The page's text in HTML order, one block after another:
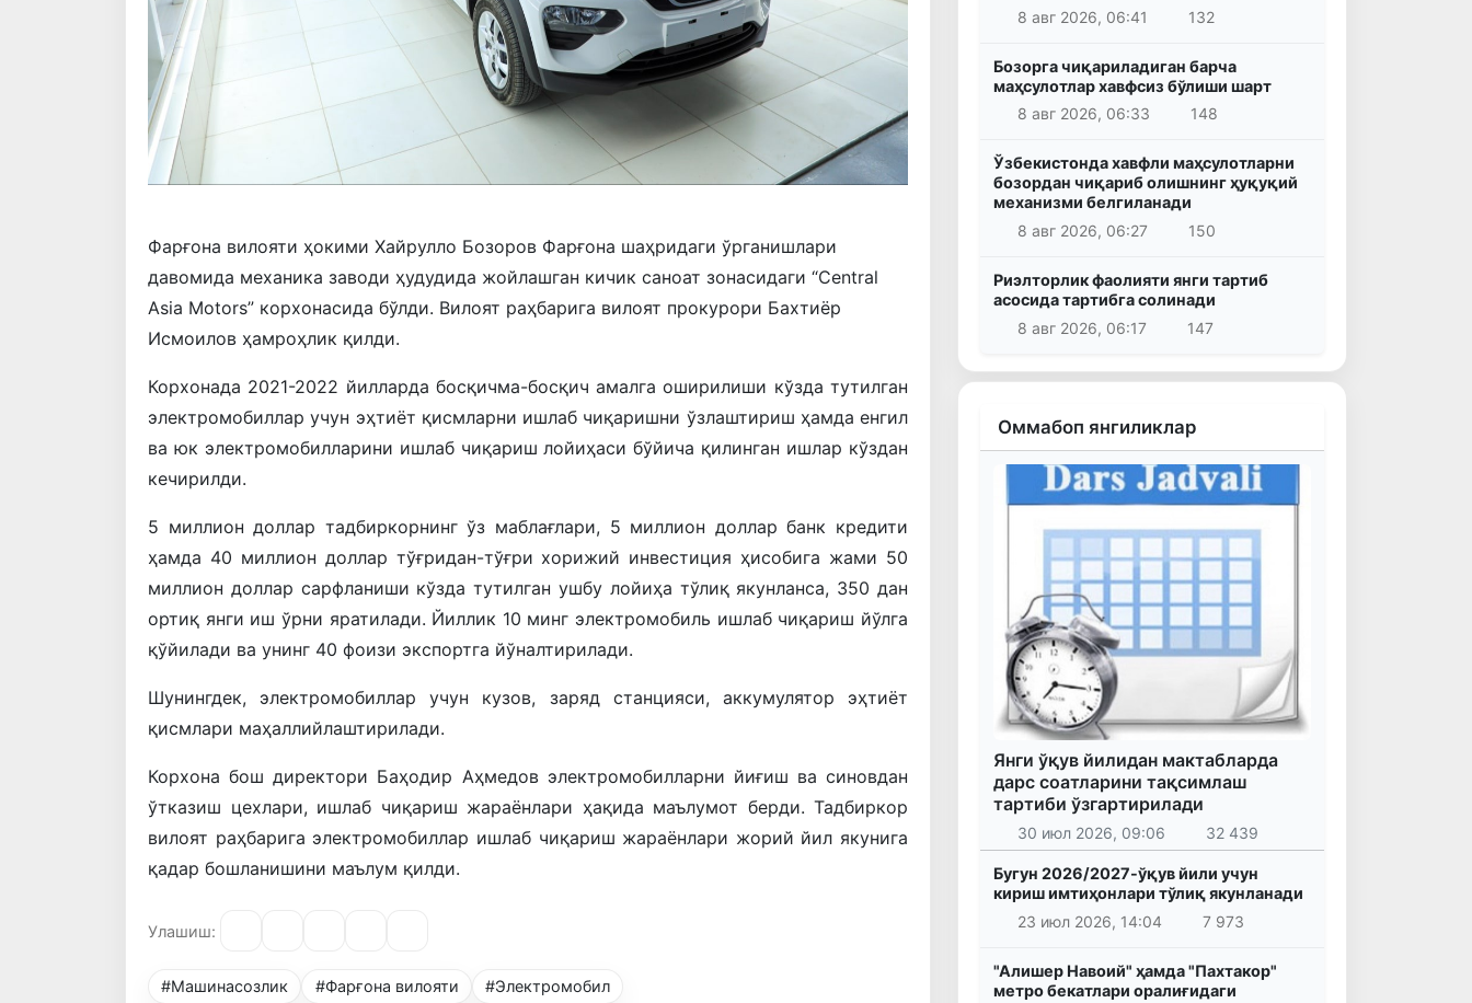
Фарғона вилояти ҳокими Хайрулло Бозоров Фарғона шаҳридаги ўрганишлари
давомида механика заводи ҳудудида жойлашган кичик саноат зонасидаги “Central
Asia Motors” корхонасида бўлди. Вилоят раҳбарига вилоят прокурори Бахтиёр
Исмоилов ҳамроҳлик қилди.
Корхонада 2021-2022 йилларда босқичма-босқич амалга оширилиши кўзда тутилган
электромобиллар учун эҳтиёт қисмларни ишлаб чиқаришни ўзлаштириш ҳамда енгил
ва юк электромобилларини ишлаб чиқариш лойиҳаси бўйича қилинган ишлар кўздан
кечирилди.
5 миллион доллар тадбиркорнинг ўз маблағлари, 5 миллион доллар банк кредити
ҳамда 40 миллион доллар тўғридан-тўғри хорижий инвестиция ҳисобига жами 50
миллион доллар сарфланиши кўзда тутилган ушбу лойиҳа тўлиқ якунланса, 350 дан
ортиқ янги иш ўрни яратилади. Йиллик 10 минг электромобиль ишлаб чиқариш йўлга
қўйилади ва унинг 40 фоизи экспортга йўналтирилади.
Шунингдек, электромобиллар учун кузов, заряд станцияси, аккумулятор эҳтиёт
қисмлари маҳаллийлаштирилади.
Корхона бош директори Баҳодир Аҳмедов электромобилларни йиғиш ва синовдан
ўтказиш цехлари, ишлаб чиқариш жараёнлари ҳақида маълумот берди. Тадбиркор
вилоят раҳбарига электромобиллар ишлаб чиқариш жараёнлари жорий йил якунига
қадар бошланишини маълум қилди.
Улашиш:
#Машинасозлик #Фарғона вилояти #Электромобил
8 авг 2026, 06:41
132
Бозорга чиқариладиган барча
маҳсулотлар хавфсиз бўлиши шарт
8 авг 2026, 06:33
148
Ўзбекистонда хавфли маҳсулотларни
бозордан чиқариб олишнинг ҳуқуқий
механизми белгиланади
8 авг 2026, 06:27
150
Риэлторлик фаолияти янги тартиб
асосида тартибга солинади
8 авг 2026, 06:17
147
Оммабоп янгиликлар
Янги ўқув йилидан мактабларда
дарс соатларини тақсимлаш
тартиби ўзгартирилади
30 июл 2026, 09:06 32 439
Бугун 2026/2027-ўқув йили учун
кириш имтиҳонлари тўлиқ якунланади
23 июл 2026, 14:04
7 973
"Алишер Навоий" ҳамда "Пахтакор"
метро бекатлари оралиғидаги